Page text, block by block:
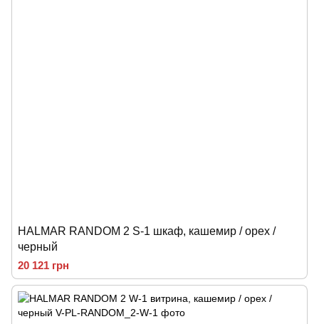
HALMAR RANDOM 2 S-1 шкаф, кашемир / орех /
черный
20 121 грн